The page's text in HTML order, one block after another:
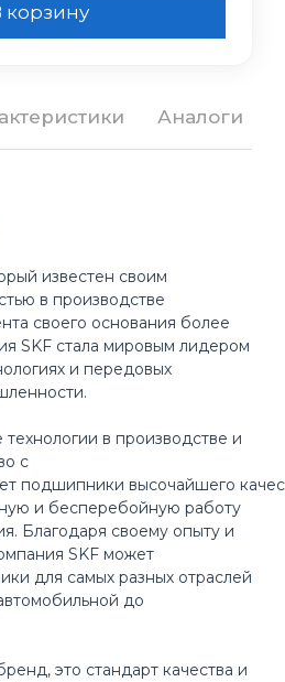
корзину
Аналоги
известен своим
в производстве
своего основания более
SKF стала мировым лидером
и передовых
в производстве и
с
подшипники высочайшего
и бесперебойную работу
Благодаря своему опыту и
SKF может
для самых разных отраслей
до
это стандарт качества и